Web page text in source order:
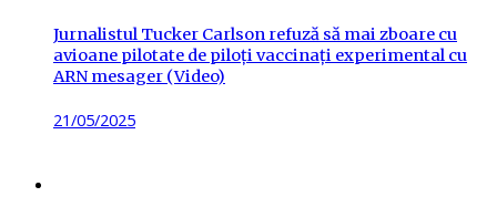
Jurnalistul Tucker Carlson refuză să mai zboare cu
avioane pilotate de piloți vaccinați experimental cu
ARN mesager (Video)
Posted
21/05/2025